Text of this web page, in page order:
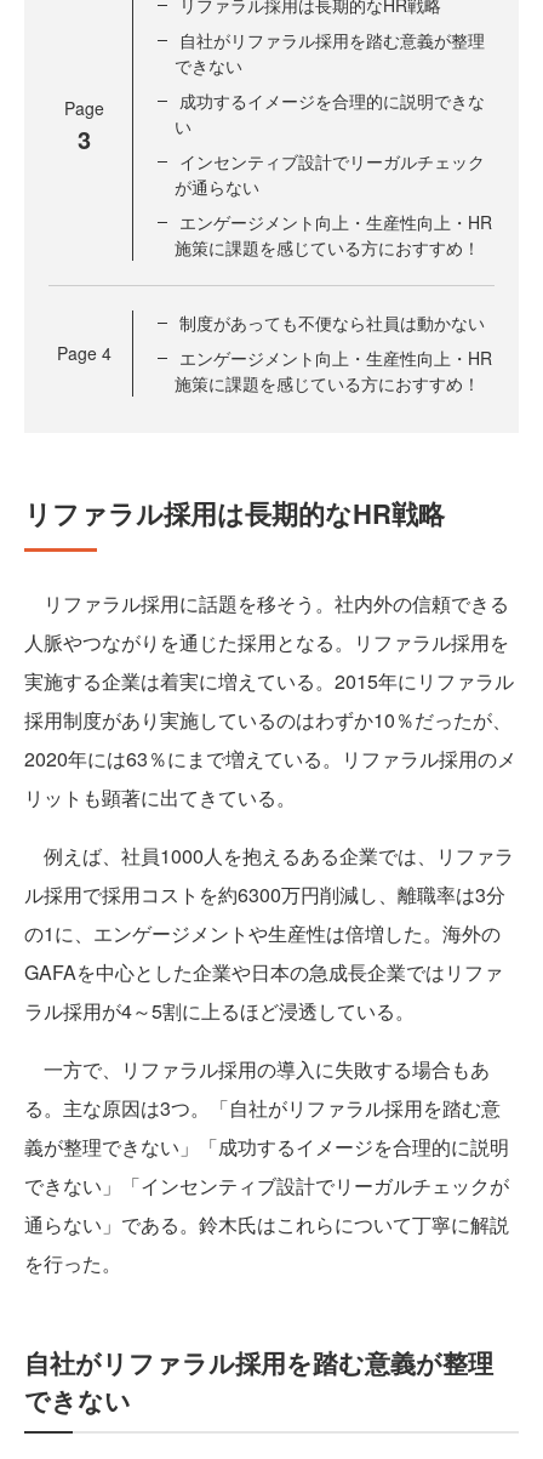
Page
3
リファラル採用は長期的なHR戦略
自社がリファラル採用を踏む意義が整理
できない
成功するイメージを合理的に説明できな
い
インセンティブ設計でリーガルチェック
が通らない
エンゲージメント向上・生産性向上・HR
施策に課題を感じている方におすすめ！
Page 4
制度があっても不便なら社員は動かない
エンゲージメント向上・生産性向上・HR
施策に課題を感じている方におすすめ！
リファラル採用は長期的なHR戦略
リファラル採用に話題を移そう。社内外の信頼できる
人脈やつながりを通じた採用となる。リファラル採用を
実施する企業は着実に増えている。2015年にリファラル
採用制度があり実施しているのはわずか10％だったが、
2020年には63％にまで増えている。リファラル採用のメ
リットも顕著に出てきている。
例えば、社員1000人を抱えるある企業では、リファラ
ル採用で採用コストを約6300万円削減し、離職率は3分
の1に、エンゲージメントや生産性は倍増した。海外の
GAFAを中心とした企業や日本の急成長企業ではリファ
ラル採用が4～5割に上るほど浸透している。
一方で、リファラル採用の導入に失敗する場合もあ
る。主な原因は3つ。「自社がリファラル採用を踏む意
義が整理できない」「成功するイメージを合理的に説明
できない」「インセンティブ設計でリーガルチェックが
通らない」である。鈴木氏はこれらについて丁寧に解説
を行った。
自社がリファラル採用を踏む意義が整理
できない